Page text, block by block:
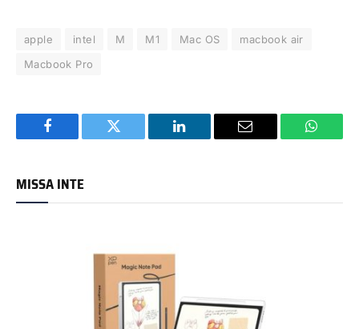
apple intel M M1 Mac OS
macbook air
Macbook Pro
Facebook Twitter LinkedIn Email
MISSA INTE